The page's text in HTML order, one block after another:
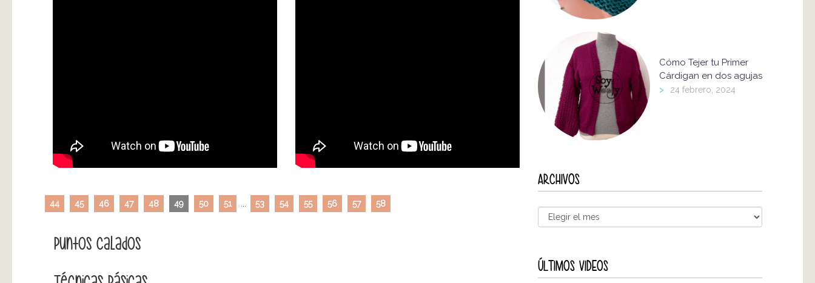
44 45 46 47 48 49 50 51 53 54 55 56 57 58
Puntos Calados
Cómo Tejer tu Primer
Cárdigan en dos agujas
> 24 febrero, 2024
ARCHIVOS
ÚLTIMOS VIDEOS